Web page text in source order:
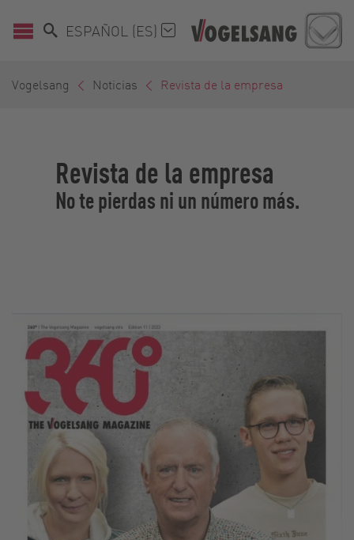
ESPAÑOL (ES)
Vogelsang Noticias Revista de la empresa
Revista de la empresa
No te pierdas ni un número más.